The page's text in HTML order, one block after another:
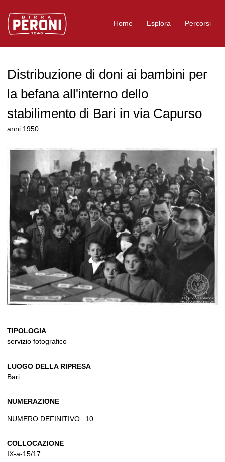
Logo Birra Peroni
Home Esplora Percorsi
Distribuzione di doni ai bambini per
la befana all'interno dello
stabilimento di Bari in via Capurso
anni 1950
TIPOLOGIA
servizio fotografico
LUOGO DELLA RIPRESA
Bari
NUMERAZIONE
NUMERO DEFINITIVO: 10
COLLOCAZIONE
IX-a-15/17